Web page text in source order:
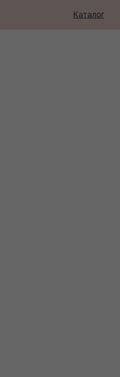
Каталог